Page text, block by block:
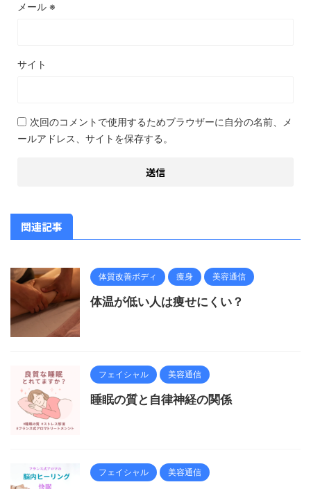
メール ※
サイト
次回のコメントで使用するためブラウザーに自分の名前、メ
ールアドレス、サイトを保存する。
関連記事
体質改善ボディ 痩身 美容通信
体温が低い人は痩せにくい？
フェイシャル 美容通信
睡眠の質と自律神経の関係
フェイシャル 美容通信